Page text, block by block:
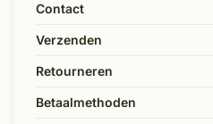
Contact
Verzenden
Retourneren
Betaalmethoden